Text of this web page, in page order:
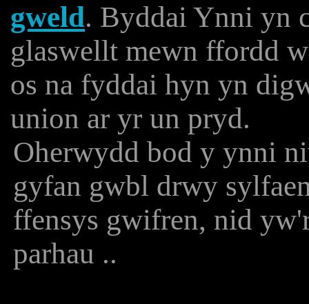
gweld. Byddai Ynni yn
glaswellt mewn ffordd
os na fyddai hyn yn
union ar yr un pryd.
Oherwydd bod y ynni
gyfan gwbl drwy
ffensys gwifren, nid
parhau ..